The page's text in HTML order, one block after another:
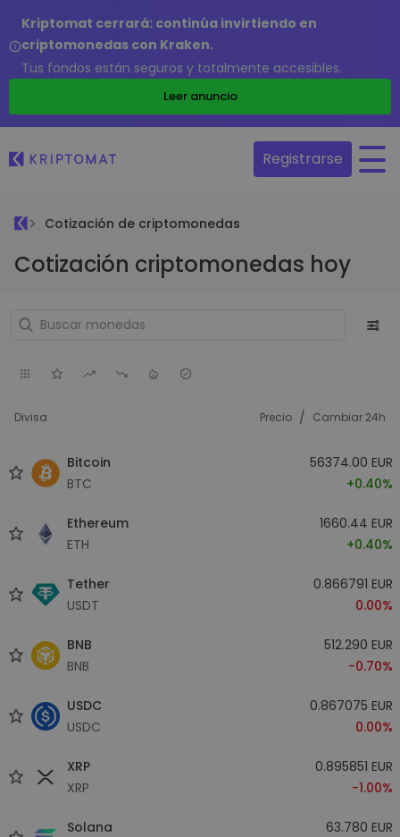
Kriptomat cerrará: continúa invirtiendo en
criptomonedas con Kraken.
Tus fondos están seguros y totalmente accesibles.
Leer anuncio
Registrarse
Cotización de criptomonedas
Cotización criptomonedas hoy
Divisa Precio / Cambiar 24h
Bitcoin
BTC
56374.00 EUR
+0.40%
Ethereum
ETH
1660.44 EUR
+0.40%
Tether
USDT
0.866791 EUR
0.00%
BNB
BNB
512.290 EUR
-0.70%
USDC
USDC
0.867075 EUR
0.00%
XRP
XRP
0.895851 EUR
-1.00%
Solana
63.780 EUR